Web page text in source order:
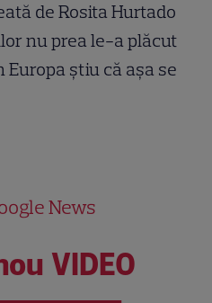
de Rosita Hurtado
nu prea le-a plăcut
ştiu că aşa se
News
VIDEO